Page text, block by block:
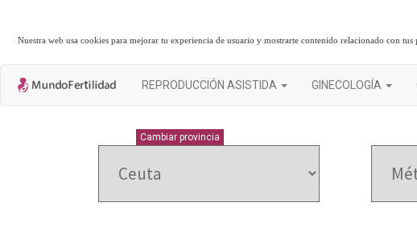
Nuestra web usa cookies para mejorar tu experiencia de usuario y mostrarte contenido relacionado con
REPRODUCCIÓN ASISTIDA GINECOLOGÍA
Cambiar provincia